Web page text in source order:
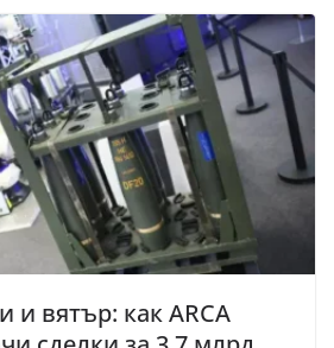
и вятър: как ARCA